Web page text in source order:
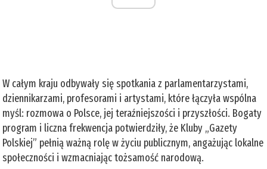
W całym kraju odbywały się spotkania z parlamentarzystami,
dziennikarzami, profesorami i artystami, które łączyła wspólna
myśl: rozmowa o Polsce, jej teraźniejszości i przyszłości. Bogaty
program i liczna frekwencja potwierdziły, że Kluby „Gazety
Polskiej” pełnią ważną rolę w życiu publicznym, angażując lokalne
społeczności i wzmacniając tożsamość narodową.